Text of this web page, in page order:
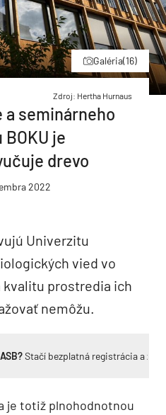
Galéria(16)
Zdroj: Hertha Hurnaus
a seminárneho
je
drevo
2022
Univerzitu
vied vo
kvalitu prostredia ich
nemôžu.
Stačí bezplatná registrácia a
je totiž plnohodnotnou